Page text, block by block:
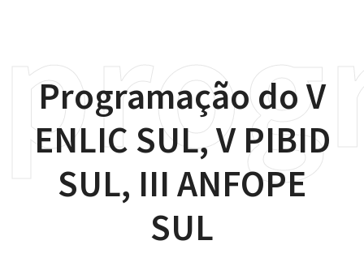
Programação do V
ENLIC SUL, V PIBID
SUL, III ANFOPE
SUL